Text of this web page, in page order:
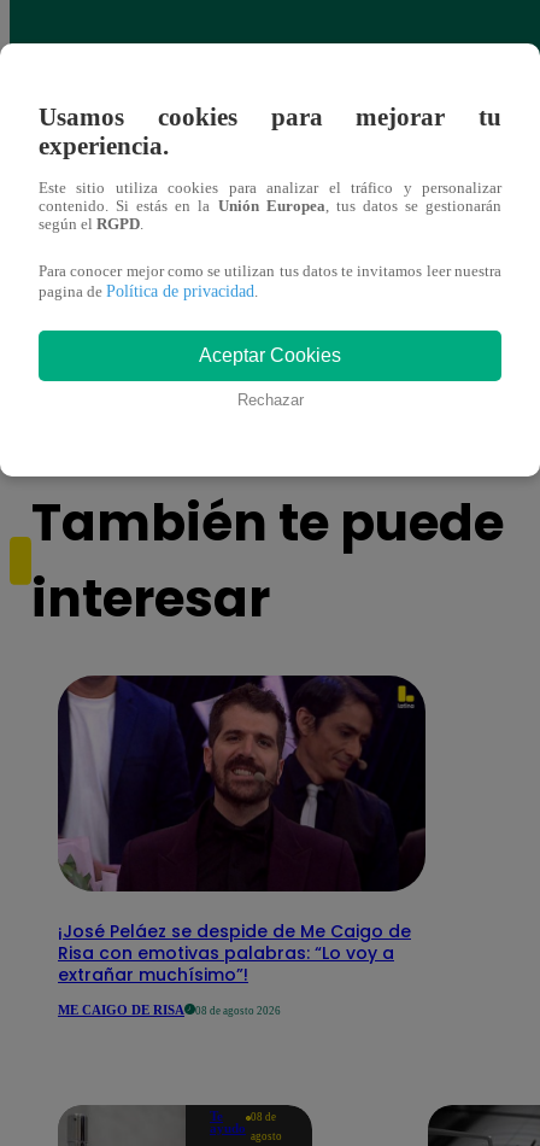
galería en San Juan de Lurigancho
También te puede
interesar
¡José Peláez se despide de Me Caigo de
Risa con emotivas palabras: “Lo voy a
extrañar muchísimo”!
ME CAIGO DE RISA 08 de agosto 2026
Te
ayudo
08 de
agosto
Usamos cookies para mejorar tu
experiencia.
Este sitio utiliza cookies para analizar el tráfico y personalizar
contenido. Si estás en la Unión Europea, tus datos se gestionarán
según el RGPD.
Para conocer mejor como se utilizan tus datos te invitamos leer nuestra
pagina de Política de privacidad.
Aceptar Cookies
Rechazar